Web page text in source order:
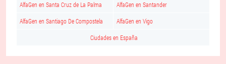
AlfaGen en Santa Cruz de La Palma AlfaGen en Santander
AlfaGen en Santiago De Compostela AlfaGen en Vigo
Ciudades en España